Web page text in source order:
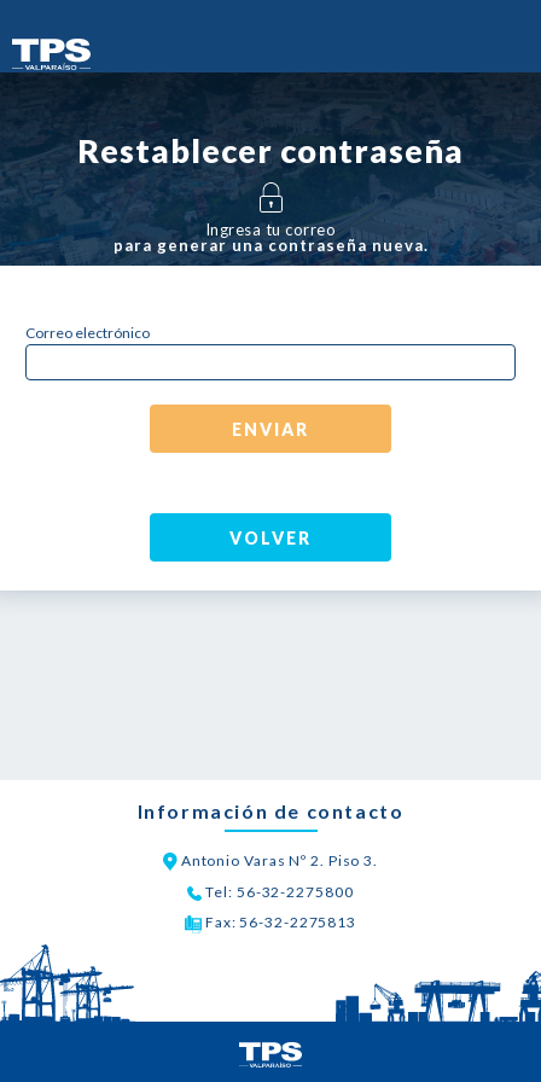
Restablecer contraseña
Ingresa tu correo
para generar una contraseña nueva.
Correo electrónico
VOLVER
ENVIAR
Información de contacto
Antonio Varas Nº 2. Piso 3.
Tel: 56-32-2275800
Fax: 56-32-2275813